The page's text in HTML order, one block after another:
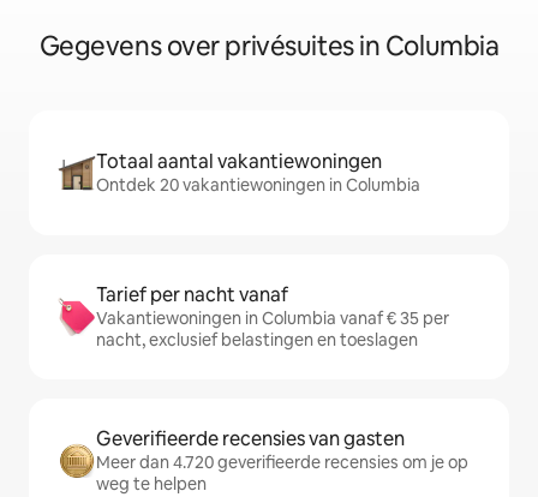
Gegevens over privésuites in Columbia
Totaal aantal vakantiewoningen
Ontdek 20 vakantiewoningen in Columbia
Tarief per nacht vanaf
Vakantiewoningen in Columbia vanaf € 35 per
nacht, exclusief belastingen en toeslagen
Geverifieerde recensies van gasten
Meer dan 4.720 geverifieerde recensies om je op
weg te helpen